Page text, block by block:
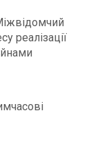
реалізації